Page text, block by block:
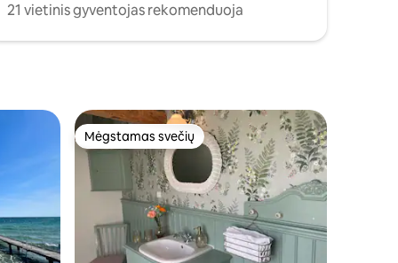
21 vietinis gyventojas rekomenduoja
Mėgstamas svečių
Mėgstamas svečių